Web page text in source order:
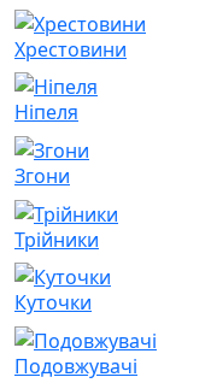
Хрестовини
Ніпеля
Згони
Трійники
Куточки
Подовжувачі